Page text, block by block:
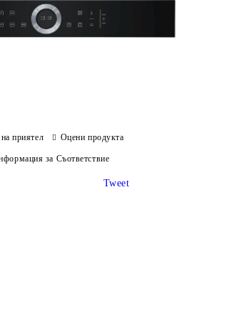
приятел Оцени продукта
за Съответствие
Tweet